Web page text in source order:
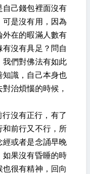
自己錢包裡面沒有
是沒有用，因為
外在的暇滿人數有
沒有具足？問自
我們對佛法有如此
知識，自己本身也
治煩惱的時候，
沒有正行，有了
和前行又不行，所
經或者是念誦早晚
果沒有昏睡的時
很有精神，回向